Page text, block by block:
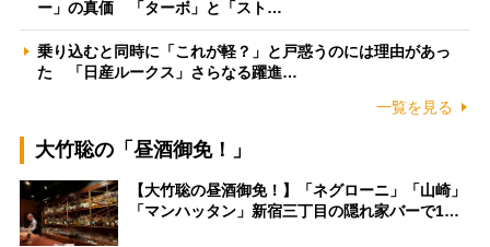
ー」の真価 「ターボ」と「スト…
乗り込むと同時に「これが軽？」と戸惑うのには理由があっ
た 「日産ルークス」さらなる躍進…
一覧を見る
大竹聡の「昼酒御免！」
【大竹聡の昼酒御免！】「ネグローニ」「山崎」
「マンハッタン」新宿三丁目の隠れ家バーで1…